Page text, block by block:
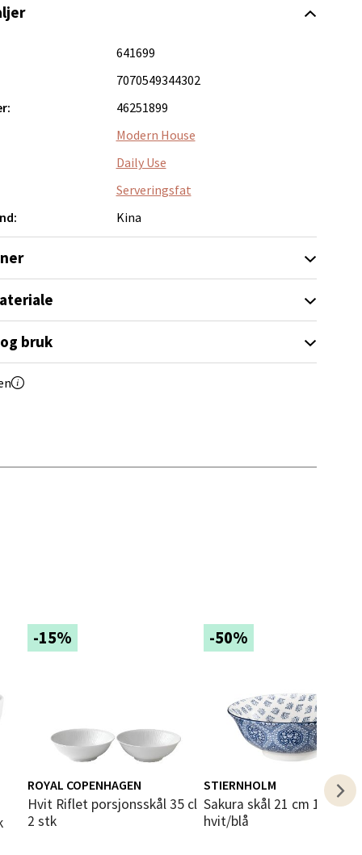
641699
7070549344302
46251899
Modern House
Daily Use
Serveringsfat
Kina
bruk
-15%
ROYAL COPENHAGEN
Hvit Riflet porsjonsskål 35 cl
2 stk
-50%
STIERNHOLM
Sakura skål 21 cm 1,2L
hvit/blå